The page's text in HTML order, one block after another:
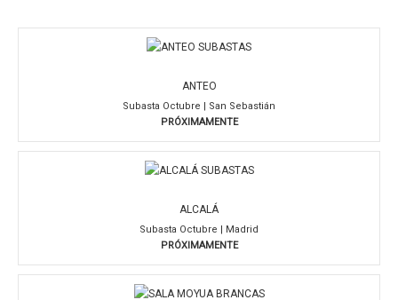
ANTEO
Subasta Octubre | San Sebastián
PRÓXIMAMENTE
ALCALÁ
Subasta Octubre | Madrid
PRÓXIMAMENTE